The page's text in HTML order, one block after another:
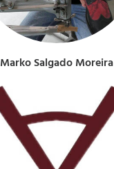
Marko Salgado Moreira